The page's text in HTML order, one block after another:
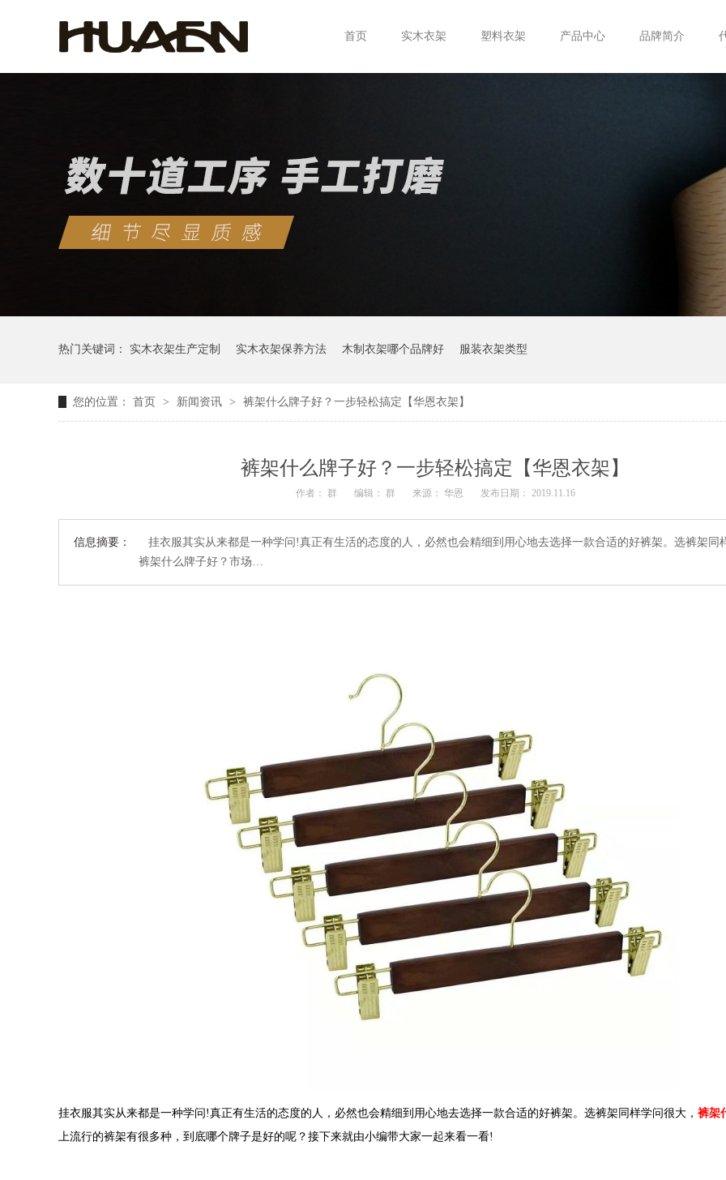
首页 实木衣架 塑料衣架 产品中心 品牌简介
热门关键词： 实木衣架生产定制 实木衣架保养方法 木制衣架哪个品牌好 服装衣架类型
您的位置： 首页 > 新闻资讯 > 裤架什么牌子好？一步轻松搞定【华恩衣架】
裤架什么牌子好？一步轻松搞定【华恩衣架】
作者： 群 编辑： 群 来源： 华恩 发布日期： 2019.11.16
信息摘要：
挂衣服其实从来都是一种学问!真正有生活的态度的人，必然也会精细到用心地去选择一款合适的好裤架。选裤架同
裤架什么牌子好？市场…
挂衣服其实从来都是一种学问!真正有生活的态度的人，必然也会精细到用心地去选择一款合适的好裤架。选裤架同样学问很大， 裤架
上流行的裤架有很多种，到底哪个牌子是好的呢？接下来就由小编带大家一起来看一看!